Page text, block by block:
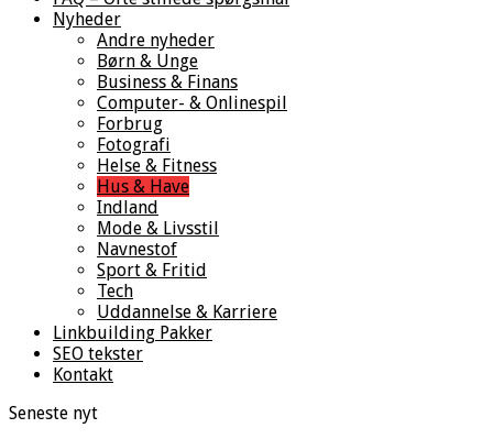
Nyheder
Andre nyheder
Børn & Unge
Business & Finans
Computer- & Onlinespil
Forbrug
Fotografi
Helse & Fitness
Hus & Have
Indland
Mode & Livsstil
Navnestof
Sport & Fritid
Tech
Uddannelse & Karriere
Linkbuilding Pakker
SEO tekster
Kontakt
Seneste nyt